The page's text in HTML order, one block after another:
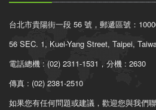
台北市貴陽街一段 56 號，郵遞區號：
56 SEC. 1, Kuei-Yang Street, Taipei,
電話總機 : (02) 2311-1531，分機 : 2630
傳真 : (02) 2381-2510
如果您有任何問題或建議，歡迎您與我們